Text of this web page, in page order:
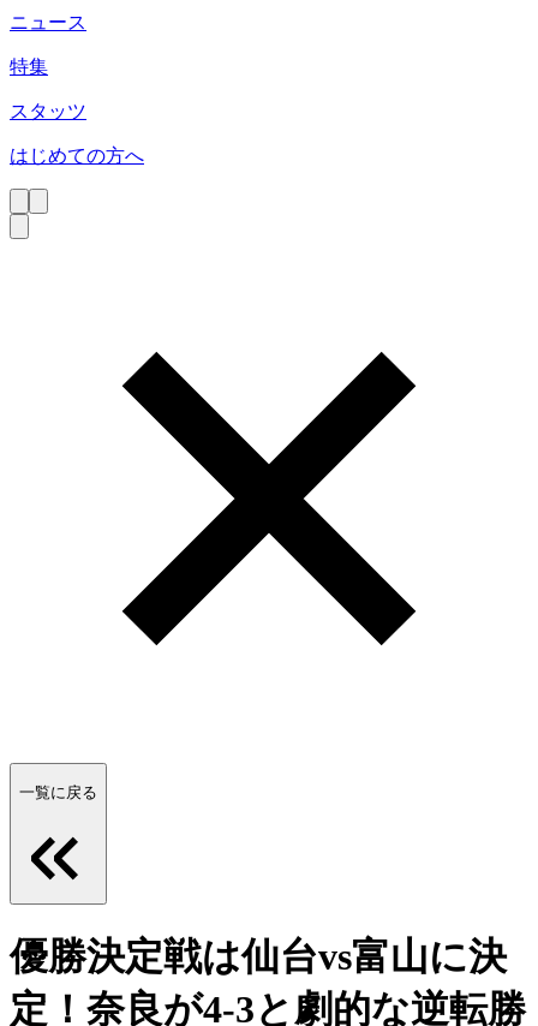
ニュース
特集
スタッツ
はじめての方へ
一覧に戻る
優勝決定戦は仙台vs富山に決
定！奈良が4-3と劇的な逆転勝